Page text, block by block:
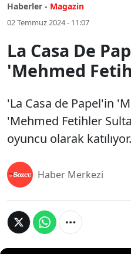
Haberler - Magazin
02 Temmuz 2024 - 11:07
La Casa De
'Mehmed
'La Casa de Papel'in
'Mehmed Fetihler
oyuncu olarak katılıyor.
Haber Merkezi